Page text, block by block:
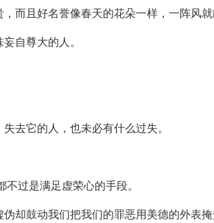
且好名誉像春天的花朵一样，一阵风就
自尊大的人。
去它的人，也未必有什么过失。
过是满足虚荣心的手段。
却鼓动我们把我们的罪恶用美德的外表